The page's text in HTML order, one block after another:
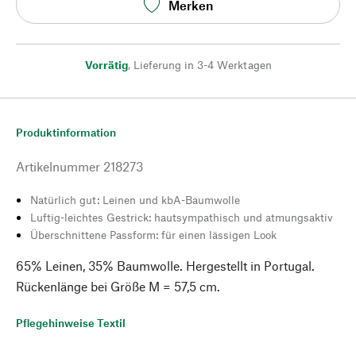
Merken
Vorrätig, Lieferung in 3-4 Werktagen
Produktinformation
Artikelnummer 218273
Natürlich gut: Leinen und kbA-Baumwolle
Luftig-leichtes Gestrick: hautsympathisch und atmungsaktiv
Überschnittene Passform: für einen lässigen Look
65% Leinen, 35% Baumwolle. Hergestellt in Portugal.
Rückenlänge bei Größe M = 57,5 cm.
Pflegehinweise Textil